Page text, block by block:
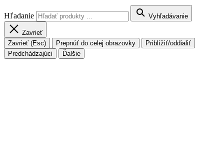
Hľadanie Vyhľadávanie
Zavrieť
Zavrieť (Esc)
Prepnúť do celej obrazovky
Priblížiť/oddialiť
Predchádzajúci
Ďalšie